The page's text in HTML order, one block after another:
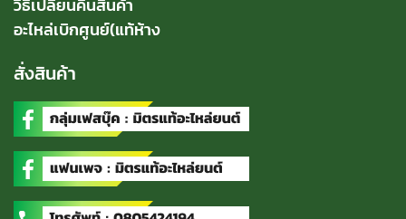
อะไหล่เบิกศูนย์(แท้ห้าง
สั่งสินค้า